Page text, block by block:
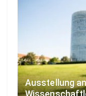
Ausstellung